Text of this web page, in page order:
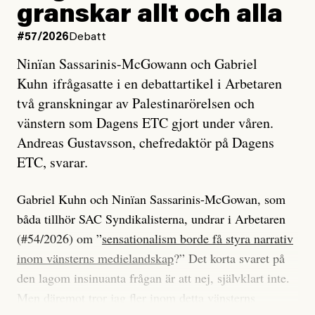
granskar allt och alla
#57/2026 Debatt
Ninïan Sassarinis-McGowann och Gabriel
Kuhn ifrågasatte i en debattartikel i Arbetaren
två granskningar av Palestinarörelsen och
vänstern som Dagens ETC gjort under våren.
Andreas Gustavsson, chefredaktör på Dagens
ETC, svarar.
Gabriel Kuhn och Ninïan Sassarinis-McGowan, som
båda tillhör SAC Syndikalisterna, undrar i Arbetaren
(#54/2026) om ”sensationalism borde få styra narrativ
inom vänsterns medielandskap?” Det korta svaret på
den lagom insinuanta frågan är att nej, självklart inte.
Men däremot tror jag fler inom detta vänsterns